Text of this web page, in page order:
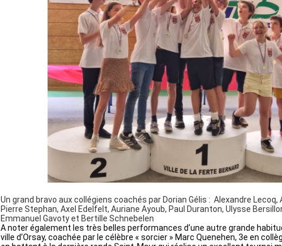
Un grand bravo aux collégiens coachés par Dorian Gélis : Alexandre
Pierre Stephan, Axel Edelfelt, Auriane Ayoub, Paul Duranton, Ulysse
Emmanuel Gavoty et Bertille Schnebelen
A noter également les très belles performances d’une autre grande
ville d’Orsay, coachée par le célèbre « sorcier » Marc Quenehen, 3e en